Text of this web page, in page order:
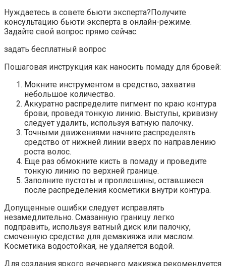
Нуждаетесь в совете бьюти эксперта?Получите
консультацию бьюти эксперта в онлайн-режиме.
Задайте свой вопрос прямо сейчас.
задать бесплатный вопрос
Пошаговая инструкция как наносить помаду для бровей:
Мокните инструментом в средство, захватив
небольшое количество.
Аккуратно распределите пигмент по краю контура
брови, проведя тонкую линию. Выступы, кривизну
следует удалить, используя ватную палочку.
Точными движениями начните распределять
средство от нижней линии вверх по направлению
роста волос.
Еще раз обмокните кисть в помаду и проведите
тонкую линию по верхней границе.
Заполните пустоты и проплешины, оставшиеся
после распределения косметики внутри контура.
Допущенные ошибки следует исправлять
незамедлительно. Смазанную границу легко
подправить, используя ватный диск или палочку,
смоченную средстве для демакияжа или маслом.
Косметика водостойкая, не удаляется водой.
Для создания яркого вечернего макияжа рекомендуется